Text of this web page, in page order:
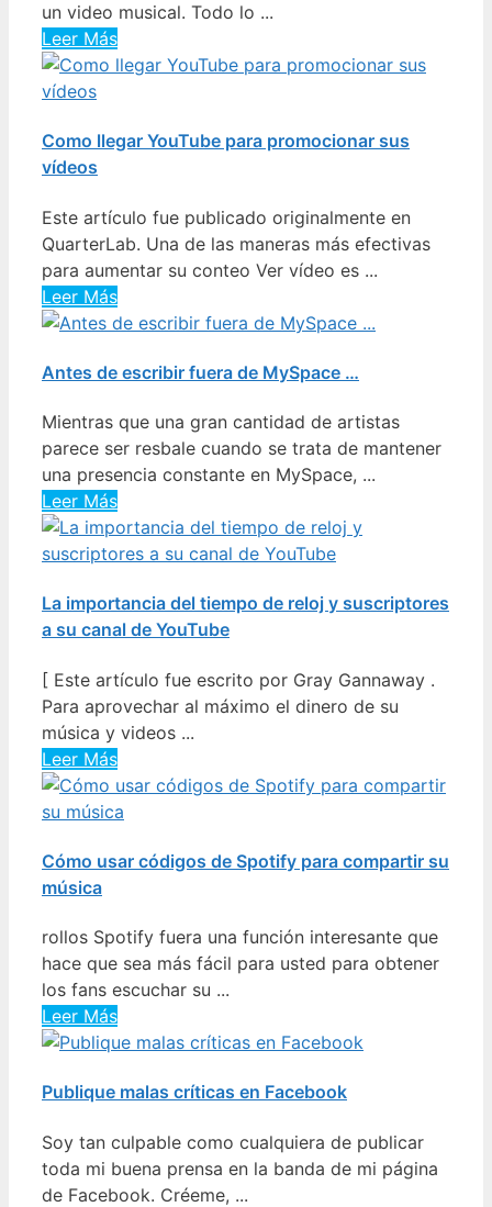
un video musical. Todo lo ...
Leer Más
Como llegar YouTube para promocionar sus
vídeos
Este artículo fue publicado originalmente en
QuarterLab. Una de las maneras más efectivas
para aumentar su conteo Ver vídeo es ...
Leer Más
Antes de escribir fuera de MySpace …
Mientras que una gran cantidad de artistas
parece ser resbale cuando se trata de mantener
una presencia constante en MySpace, ...
Leer Más
La importancia del tiempo de reloj y suscriptores
a su canal de YouTube
[ Este artículo fue escrito por Gray Gannaway .
Para aprovechar al máximo el dinero de su
música y videos ...
Leer Más
Cómo usar códigos de Spotify para compartir su
música
rollos Spotify fuera una función interesante que
hace que sea más fácil para usted para obtener
los fans escuchar su ...
Leer Más
Publique malas críticas en Facebook
Soy tan culpable como cualquiera de publicar
toda mi buena prensa en la banda de mi página
de Facebook. Créeme, ...